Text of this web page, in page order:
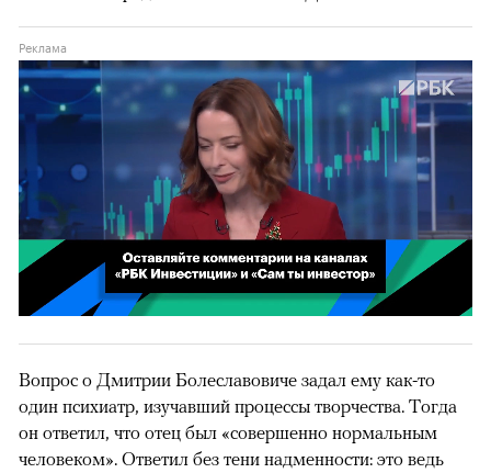
Вопрос о Дмитрии Болеславовиче задал ему как-то
один психиатр, изучавший процессы творчества. Тогда
он ответил, что отец был «совершенно нормальным
человеком». Ответил без тени надменности: это ведь